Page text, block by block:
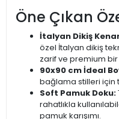
Öne Çıkan
İtalyan Dikiş
özel İtalyan dikiş
zarif ve premium
90x90 cm İdeal
bağlama stilleri için
Soft Pamuk Doku:
rahatlıkla
pamuk karışımı.